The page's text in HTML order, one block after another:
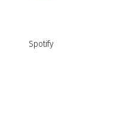
Spotify